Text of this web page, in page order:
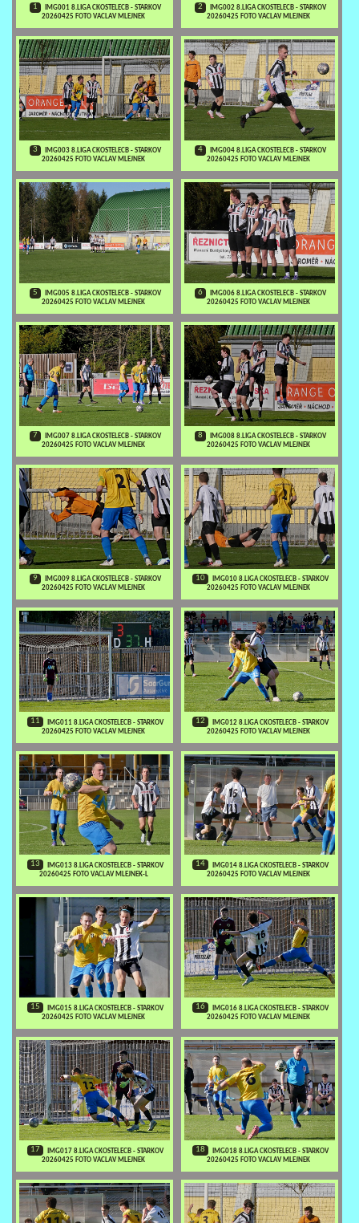
1
IMG001 8.LIGA CKOSTELECB - STARKOV
20260425 FOTO VACLAV MLEJNEK
2
IMG002 8.LIGA CKOSTELECB - STARKOV
20260425 FOTO VACLAV MLEJNEK
3
IMG003 8.LIGA CKOSTELECB - STARKOV
20260425 FOTO VACLAV MLEJNEK
4
IMG004 8.LIGA CKOSTELECB - STARKOV
20260425 FOTO VACLAV MLEJNEK
5
IMG005 8.LIGA CKOSTELECB - STARKOV
20260425 FOTO VACLAV MLEJNEK
6
IMG006 8.LIGA CKOSTELECB - STARKOV
20260425 FOTO VACLAV MLEJNEK
7
IMG007 8.LIGA CKOSTELECB - STARKOV
20260425 FOTO VACLAV MLEJNEK
8
IMG008 8.LIGA CKOSTELECB - STARKOV
20260425 FOTO VACLAV MLEJNEK
9
IMG009 8.LIGA CKOSTELECB - STARKOV
20260425 FOTO VACLAV MLEJNEK
10
IMG010 8.LIGA CKOSTELECB - STARKOV
20260425 FOTO VACLAV MLEJNEK
11
IMG011 8.LIGA CKOSTELECB - STARKOV
20260425 FOTO VACLAV MLEJNEK
12
IMG012 8.LIGA CKOSTELECB - STARKOV
20260425 FOTO VACLAV MLEJNEK
13
IMG013 8.LIGA CKOSTELECB - STARKOV
20260425 FOTO VACLAV MLEJNEK-L
14
IMG014 8.LIGA CKOSTELECB - STARKOV
20260425 FOTO VACLAV MLEJNEK
15
IMG015 8.LIGA CKOSTELECB - STARKOV
20260425 FOTO VACLAV MLEJNEK
16
IMG016 8.LIGA CKOSTELECB - STARKOV
20260425 FOTO VACLAV MLEJNEK
17
IMG017 8.LIGA CKOSTELECB - STARKOV
20260425 FOTO VACLAV MLEJNEK
18
IMG018 8.LIGA CKOSTELECB - STARKOV
20260425 FOTO VACLAV MLEJNEK